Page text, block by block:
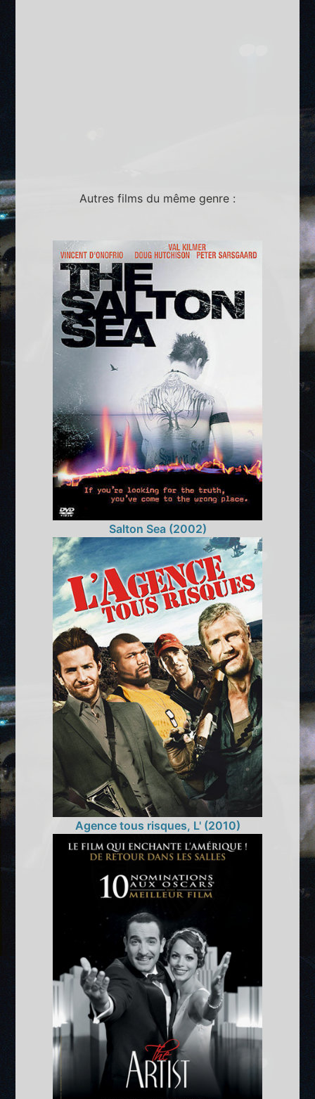
Autres films du même genre :
Salton Sea (2002)
Agence tous risques, L' (2010)